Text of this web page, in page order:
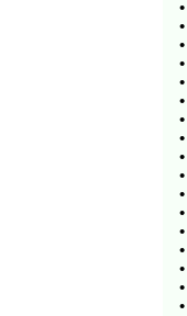
•
•
•
•
•
•
•
•
•
•
•
•
•
•
•
•
•